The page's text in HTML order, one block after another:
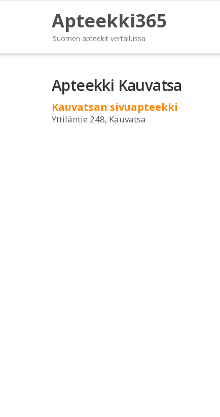
Apteekki365
Suomen apteekit vertailussa
Apteekki Kauvatsa
Kauvatsan sivuapteekki
Yttiläntie 248, Kauvatsa